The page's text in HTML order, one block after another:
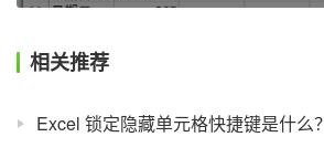
相关推荐
Excel 锁定隐藏单元格快捷键是什么？